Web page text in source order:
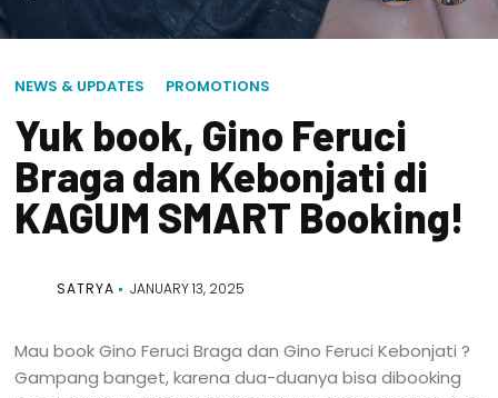
NEWS & UPDATES PROMOTIONS
Yuk book, Gino Feruci
Braga dan Kebonjati di
KAGUM SMART Booking!
SATRYA JANUARY 13, 2025
Mau book Gino Feruci Braga dan Gino Feruci Kebonjati ?
Gampang banget, karena dua-duanya bisa dibooking